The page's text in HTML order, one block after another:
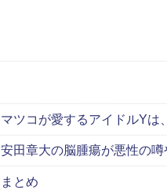
マツコが愛するアイドルYは
安田章大の脳腫瘍が悪性の噂
まとめ